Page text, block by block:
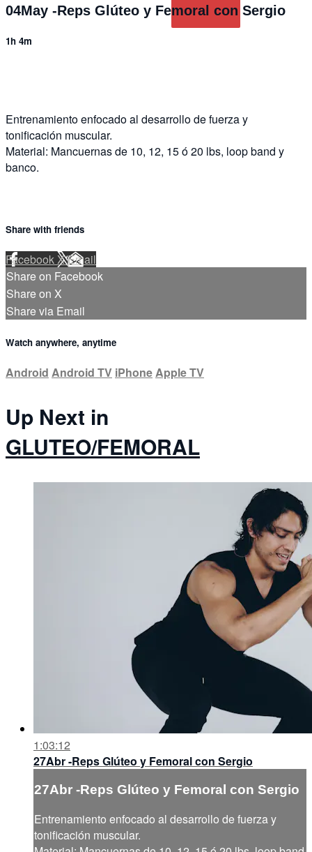
04May -Reps Glúteo y Femoral con Sergio
1h 4m
Entrenamiento enfocado al desarrollo de fuerza y
tonificación muscular.
Material: Mancuernas de 10, 12, 15 ó 20 lbs, loop band y
banco.
Share with friends
FacebookXEmail
Share on Facebook
Share on X
Share via Email
Watch anywhere, anytime
Android Android TV iPhoneApple TV
Up Next in
GLUTEO/FEMORAL
1:03:12
27Abr -Reps Glúteo y Femoral con Sergio
27Abr -Reps Glúteo y Femoral con Sergio
Entrenamiento enfocado al desarrollo de fuerza y
tonificación muscular.